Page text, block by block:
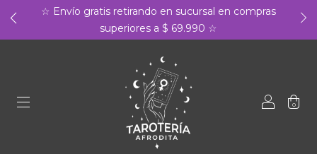
☆ Envío gratis retirando en sucursal en compras
superiores a $ 69.990 ☆
0